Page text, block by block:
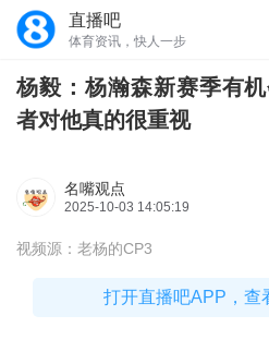
直播吧
体育资讯，快人一步
杨毅：杨瀚森新赛季有
者对他真的很重视
名嘴观点
2025-10-03 14:05:19
视频源：老杨的CP3
打开直播吧APP，查